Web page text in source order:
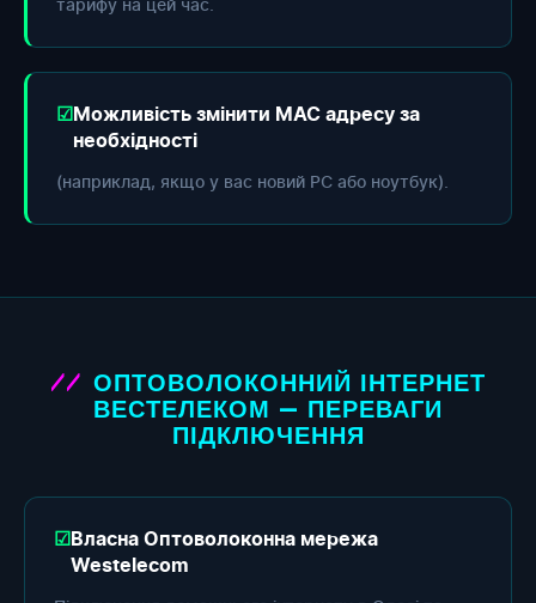
тарифу на цей час.
Можливість змінити МАС адресу за
необхідності
(наприклад, якщо у вас новий РС або ноутбук).
ОПТОВОЛОКОННИЙ ІНТЕРНЕТ
ВЕСТЕЛЕКОМ — ПЕРЕВАГИ
ПІДКЛЮЧЕННЯ
Власна Оптоволоконна мережа
Westelecom